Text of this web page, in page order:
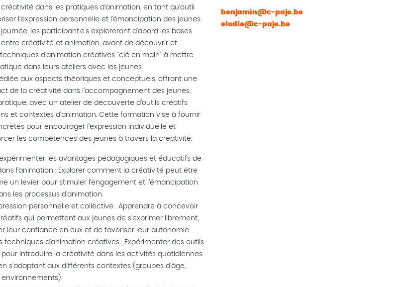
dans les pratiques d’animation, en tant qu’outil
l’expression personnelle et l’émancipation des jeunes.
les participant.e.s exploreront d'abord les bases
créativité et animation, avant de découvrir et
d'animation créatives "clé en main" à mettre
dans leurs ateliers avec les jeunes.
aux aspects théoriques et conceptuels, offrant une
de la créativité dans l’accompagnement des jeunes.
avec un atelier de découverte d’outils créatifs
et contextes d’animation. Cette formation vise à fournir
pour encourager l’expression individuelle et
les compétences des jeunes à travers la créativité.
les avantages pédagogiques et éducatifs de
l'animation : Explorer comment la créativité peut être
un levier pour stimuler l’engagement et l’émancipation
les processus d’animation.
personnelle et collective : Apprendre à concevoir
qui permettent aux jeunes de s'exprimer librement,
leur confiance en eux et de favoriser leur autonomie.
techniques d’animation créatives : Expérimenter des outils
pour introduire la créativité dans les activités quotidiennes
s’adaptant aux différents contextes (groupes d’âge,
benjamin@c-paje.be
elodie@c-paje.be